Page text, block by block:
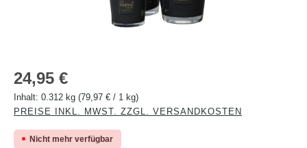
Regulärer Preis:
24,95 €
Inhalt: 0.312 kg (79,97 € / 1 kg)
PREISE INKL. MWST. ZZGL. VERSANDKOSTEN
Nicht mehr verfügbar